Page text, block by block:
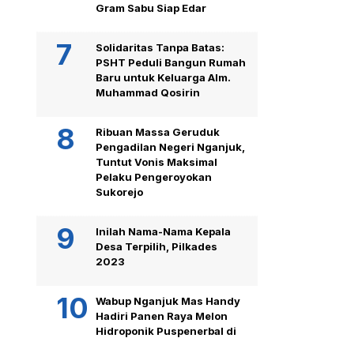
Gram Sabu Siap Edar
Solidaritas Tanpa Batas:
PSHT Peduli Bangun Rumah
Baru untuk Keluarga Alm.
Muhammad Qosirin
Ribuan Massa Geruduk
Pengadilan Negeri Nganjuk,
Tuntut Vonis Maksimal
Pelaku Pengeroyokan
Sukorejo
Inilah Nama-Nama Kepala
Desa Terpilih, Pilkades
2023
Wabup Nganjuk Mas Handy
Hadiri Panen Raya Melon
Hidroponik Puspenerbal di